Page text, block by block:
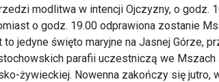
modlitwa w intencji Ojczyzny, o godz.
o godz. 19.00 odprawiona zostanie
to jedyne święto maryjne na Jasnej Górze,
parafii uczestniczą we Mszach
żywieckiej. Nowenna zakończy się jutro,